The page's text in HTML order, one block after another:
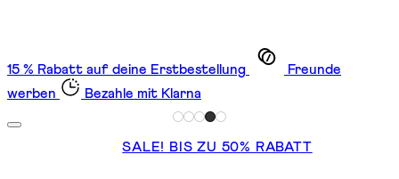
15 % Rabatt auf deine Erstbestellung
Freunde
werben
Bezahle mit Klarna
SALE! BIS ZU 50% RABATT